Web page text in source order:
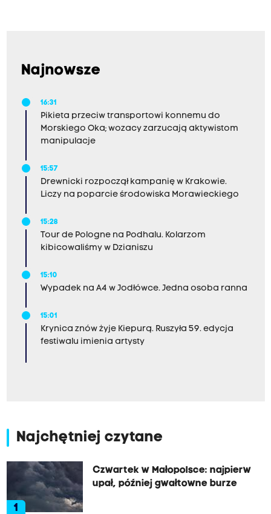
Najnowsze
16:31
Pikieta przeciw transportowi konnemu do
Morskiego Oka; wozacy zarzucają aktywistom
manipulacje
15:57
Drewnicki rozpoczął kampanię w Krakowie.
Liczy na poparcie środowiska Morawieckiego
15:28
Tour de Pologne na Podhalu. Kolarzom
kibicowaliśmy w Dzianiszu
15:10
Wypadek na A4 w Jodłówce. Jedna osoba ranna
15:01
Krynica znów żyje Kiepurą. Ruszyła 59. edycja
festiwalu imienia artysty
Najchętniej czytane
1
Czwartek w Małopolsce: najpierw
upał, później gwałtowne burze